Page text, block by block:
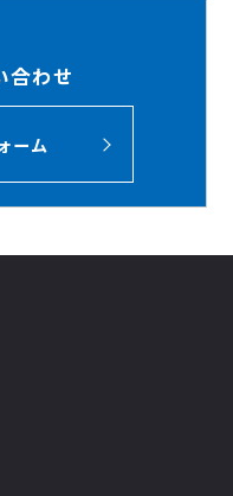
合わせ
ーム